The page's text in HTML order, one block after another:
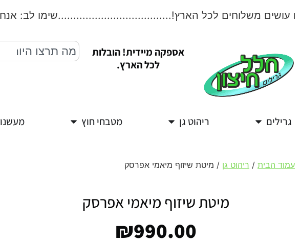
עושים משלוחים לכל הארץ!.....................................שימו לב:
אספקה מיידית! הובלות
לכל הארץ.
גרילים ריהוט גן מטבחי חוץ
עמוד הבית / ריהוט גן / מיטת שיזוף מיאמי אפרסק
מיטת שיזוף מיאמי אפרסק
₪990.00